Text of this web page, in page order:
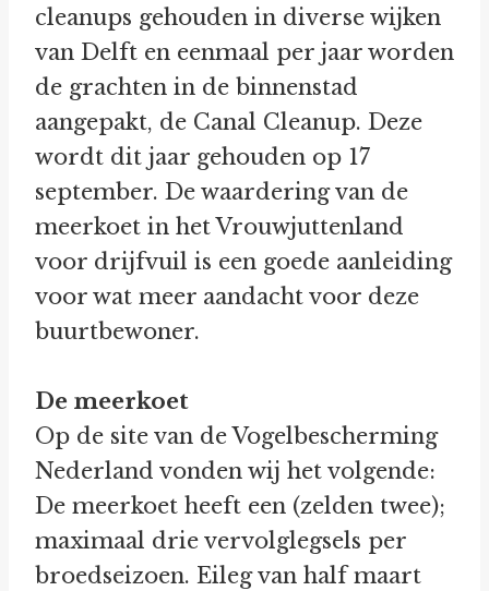
cleanups gehouden in diverse wijken
van Delft en eenmaal per jaar worden
de grachten in de binnenstad
aangepakt, de Canal Cleanup. Deze
wordt dit jaar gehouden op 17
september. De waardering van de
meerkoet in het Vrouwjuttenland
voor drijfvuil is een goede aanleiding
voor wat meer aandacht voor deze
buurtbewoner.
De meerkoet
Op de site van de Vogelbescherming
Nederland vonden wij het volgende:
De meerkoet heeft een (zelden twee);
maximaal drie vervolglegsels per
broedseizoen. Eileg van half maart